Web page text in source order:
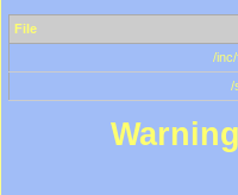
File
/
/
Warning